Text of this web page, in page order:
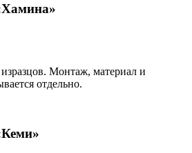
Монтаж, материал и
отдельно.